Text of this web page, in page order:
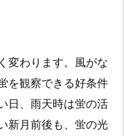
変わります。風がな
を観察できる好条件
日、雨天時は蛍の活
新月前後も、蛍の光